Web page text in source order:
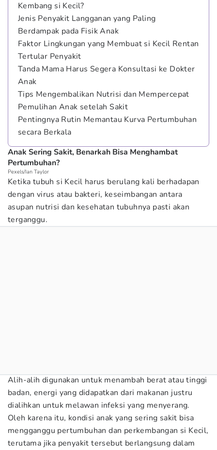
Kembang si Kecil?
Jenis Penyakit Langganan yang Paling
Berdampak pada Fisik Anak
Faktor Lingkungan yang Membuat si Kecil Rentan
Tertular Penyakit
Tanda Mama Harus Segera Konsultasi ke Dokter
Anak
Tips Mengembalikan Nutrisi dan Mempercepat
Pemulihan Anak setelah Sakit
Pentingnya Rutin Memantau Kurva Pertumbuhan
secara Berkala
Anak Sering Sakit, Benarkah Bisa Menghambat
Pertumbuhan?
Pexels/Ian Taylor
Ketika tubuh si Kecil harus berulang kali berhadapan
dengan virus atau bakteri, keseimbangan antara
asupan nutrisi dan kesehatan tubuhnya pasti akan
terganggu.
Alih-alih digunakan untuk menambah berat atau tinggi
badan, energi yang didapatkan dari makanan justru
dialihkan untuk melawan infeksi yang menyerang.
Oleh karena itu, kondisi anak yang sering sakit bisa
mengganggu pertumbuhan dan perkembangan si Kecil,
terutama jika penyakit tersebut berlangsung dalam